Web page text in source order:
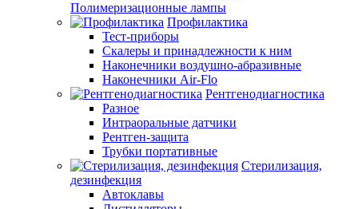
Полимеризационные лампы
Профилактика
Тест-приборы
Скалеры и принадлежности к ним
Наконечники воздушно-абразивные
Наконечники Air-Flo
Рентгенодиагностика
Разное
Интраоральные датчики
Рентген-защита
Трубки портативные
Стерилизация,
дезинфекция
Автоклавы